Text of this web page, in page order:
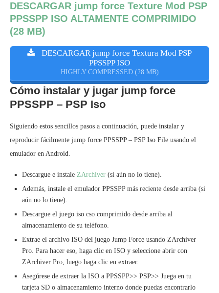
DESCARGAR jump force Texture Mod PSP
PPSSPP ISO ALTAMENTE COMPRIMIDO
(28 MB)
DESCARGAR jump force Textura Mod PSP
PPSSPP ISO
HIGHLY COMPRESSED (28 MB)
Cómo instalar y jugar jump force
PPSSPP – PSP Iso
Siguiendo estos sencillos pasos a continuación, puede instalar y
reproducir fácilmente jump force PPSSPP – PSP Iso File usando el
emulador en Android.
Descargue e instale ZArchiver (si aún no lo tiene).
Además, instale el emulador PPSSPP más reciente desde arriba (si
aún no lo tiene).
Descargue el juego iso cso comprimido desde arriba al
almacenamiento de su teléfono.
Extrae el archivo ISO del juego Jump Force usando ZArchiver
Pro. Para hacer eso, haga clic en ISO y seleccione abrir con
ZArchiver Pro, luego haga clic en extraer.
Asegúrese de extraer la ISO a PPSSPP>> PSP>> Juega en tu
tarjeta SD o almacenamiento interno donde puedas encontrarlo